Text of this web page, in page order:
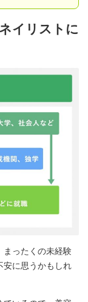
イリストに
まったくの未経験
安に思うかもしれ